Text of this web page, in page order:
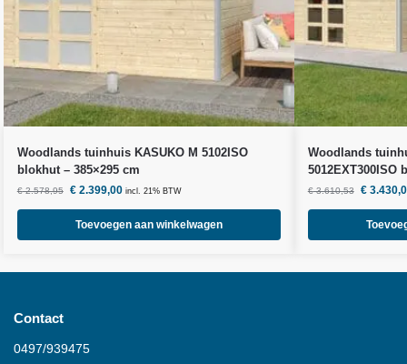
Woodlandstuinhuis KASUKO M 5102ISO
blokhut – 385×295 cm
€2.578,95 €2.399,00 incl. 21% BTW
Toevoegen aan winkelwagen
Woodlands
5012EXT300ISO
€3.610,53 €
Contact
0497/939475